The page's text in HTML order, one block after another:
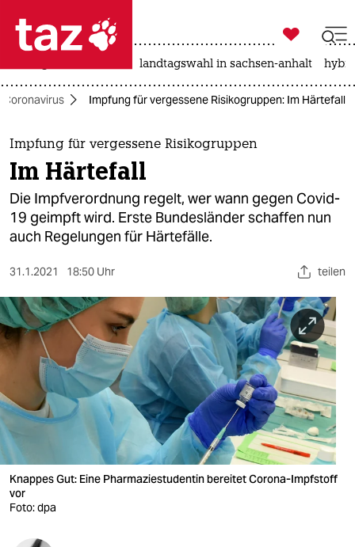
 taz zahl ich
taz zahl ich
themen
politik
öko
gesellschaft
sport
berlin
nord
wahrheit
verlag
verlag

taz zahl ich
landtagswahl in sachsen-anhalt
Coronavirus Impfung für vergessene Risikogruppen: Im Härtefall
Impfung für vergessene Risikogruppen
Im Härtefall
Die Impfverordnung regelt, wer wann gegen Covid-
19 geimpft wird. Erste Bundesländer schaffen nun
auch Regelungen für Härtefälle.
31.1.2021 18:50 Uhr teilen
Knappes Gut: Eine Pharmaziestudentin bereitet Corona-Impfstoff
vor
Foto: dpa